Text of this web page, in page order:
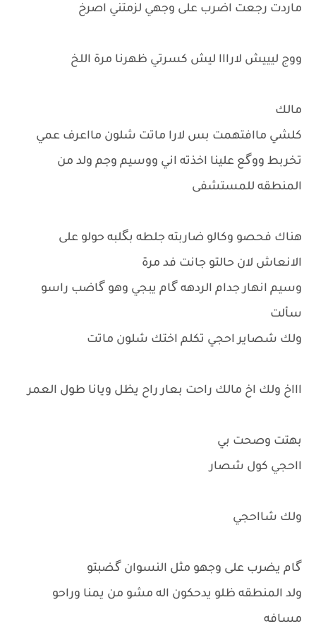
ماردت رجعت اضرب على وجهي لزمتني اصرخ
ووج ليييش لارااا ليش كسرتي ظهرنا مرة اللخ
مالك
كلشي ماافتهمت بس لارا ماتت شلون مااعرف عمي
تخربط ووگع علينا اخذته اني ووسيم وجم ولد من
المنطقه للمستشفى
هناك فحصو وكالو ضاربته جلطه بگلبه حولو على
الانعاش لان حالتو جانت فد مرة
وسيم انهار جدام الردهه گام يبجي وهو گاضب راسو
سألت
ولك شصاير احجي تكلم اختك شلون ماتت
اااخ ولك اخ مالك راحت بعار راح يظل ويانا طول العمر
بهتت وصحت بي
ااحجي كول شصار
ولك شااحجي
گام يضرب على وجهو مثل النسوان گضبتو
ولد المنطقه ظلو يدحكون اله مشو من يمنا وراحو
مسافه